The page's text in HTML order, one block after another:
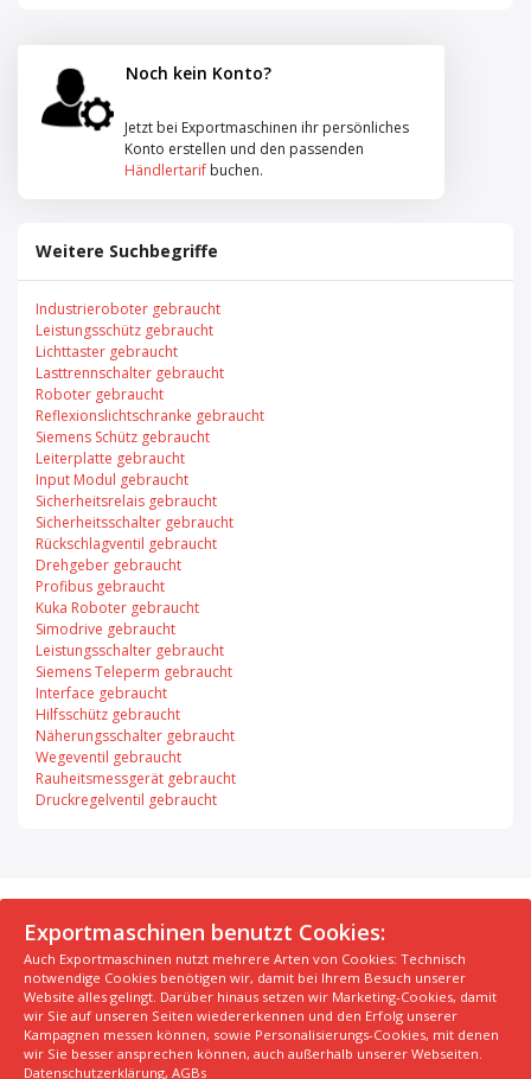
Noch kein Konto?
Jetzt bei Exportmaschinen ihr persönliches
Konto erstellen und den passenden
Händlertarif buchen.
Weitere Suchbegriffe
Industrieroboter gebraucht
Leistungsschütz gebraucht
Lichttaster gebraucht
Lasttrennschalter gebraucht
Roboter gebraucht
Reflexionslichtschranke gebraucht
Siemens Schütz gebraucht
Leiterplatte gebraucht
Input Modul gebraucht
Sicherheitsrelais gebraucht
Sicherheitsschalter gebraucht
Rückschlagventil gebraucht
Drehgeber gebraucht
Profibus gebraucht
Kuka Roboter gebraucht
Simodrive gebraucht
Leistungsschalter gebraucht
Siemens Teleperm gebraucht
Interface gebraucht
Hilfsschütz gebraucht
Näherungsschalter gebraucht
Wegeventil gebraucht
Rauheitsmessgerät gebraucht
Druckregelventil gebraucht
© 2026 Exportmaschinen.de
Über uns
AGB Datenschutzerklärung
FAQ
Impressum
Hersteller
Unsere Top Maschinen #1
Unsere Top Maschinen #2
Unsere Top Maschinen #3
Kontaktiere uns
Kindergarten in der Nähe finden
Exportmaschinen benutzt Cookies:
Auch Exportmaschinen nutzt mehrere Arten von Cookies: Technisch
notwendige Cookies benötigen wir, damit bei Ihrem Besuch unserer
Website alles gelingt. Darüber hinaus setzen wir Marketing-Cookies, damit
wir Sie auf unseren Seiten wiedererkennen und den Erfolg unserer
Kampagnen messen können, sowie Personalisierungs-Cookies, mit denen
wir Sie besser ansprechen können, auch außerhalb unserer Webseiten.
Datenschutzerklärung, AGBs